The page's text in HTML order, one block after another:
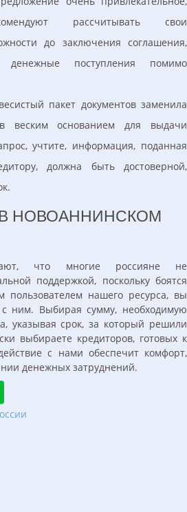
рассчитывать свои
до заключения соглашения,
денежные поступления помимо
пакет документов заменила
веским основанием для выдачи
учтите, информация, поданная
должна быть достоверной,
НОВОАННИНСКОМ
что многие россияне не
поддержкой, поскольку боятся
пользователем нашего ресурса, вы
с ним. Выбирая сумму, необходимую
указывая срок, за который решили
выбираете кредиторов, готовых к
с нами обеспечит комфорт,
денежных затруднений.